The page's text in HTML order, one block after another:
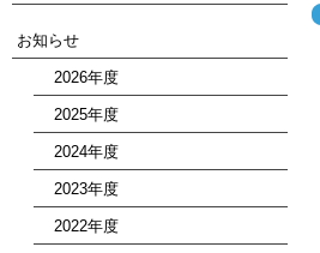
お知らせ
2026年度
2025年度
2024年度
2023年度
2022年度